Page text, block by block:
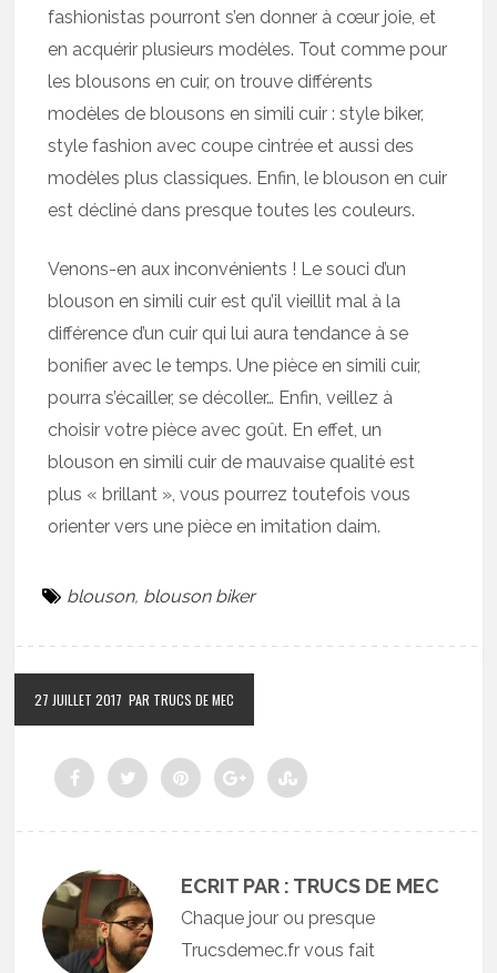
fashionistas pourront s’en donner à cœur joie, et
en acquérir plusieurs modèles. Tout comme pour
les blousons en cuir, on trouve différents
modèles de blousons en simili cuir : style biker,
style fashion avec coupe cintrée et aussi des
modèles plus classiques. Enfin, le blouson en cuir
est décliné dans presque toutes les couleurs.
Venons-en aux inconvénients ! Le souci d’un
blouson en simili cuir est qu’il vieillit mal à la
différence d’un cuir qui lui aura tendance à se
bonifier avec le temps. Une pièce en simili cuir,
pourra s’écailler, se décoller… Enfin, veillez à
choisir votre pièce avec goût. En effet, un
blouson en simili cuir de mauvaise qualité est
plus « brillant », vous pourrez toutefois vous
orienter vers une pièce en imitation daim.
blouson, blouson biker
27 JUILLET 2017 PAR TRUCS DE MEC
ECRIT PAR : TRUCS DE MEC
Chaque jour ou presque
Trucsdemec.fr vous fait